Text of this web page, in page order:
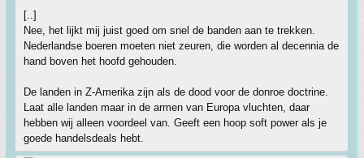
[..]
Nee, het lijkt mij juist goed om snel de banden aan te trekken.
Nederlandse boeren moeten niet zeuren, die worden al decennia de
hand boven het hoofd gehouden.
De landen in Z-Amerika zijn als de dood voor de donroe doctrine.
Laat alle landen maar in de armen van Europa vluchten, daar
hebben wij alleen voordeel van. Geeft een hoop soft power als je
goede handelsdeals hebt.